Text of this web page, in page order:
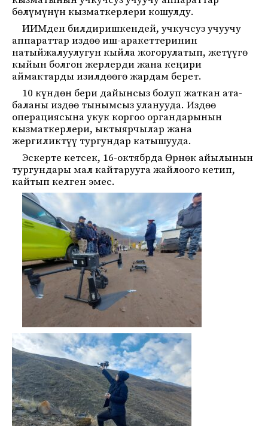
бөлүмүнүн кызматкерлери кошулду.
ИИМден билдиришкендей, учкучсуз учуучу
аппараттар издөө иш-аракеттеринин
натыйжалуулугун кыйла жогорулатып, жетүүгө
кыйын болгон жерлерди жана кеңири
аймактарды изилдөөгө жардам берет.
10 күндөн бери дайынсыз болуп жаткан ата-
баланы издөө тынымсыз уланууда. Издөө
операциясына укук коргоо органдарынын
кызматкерлери, ыктыярчылар жана
жергиликтүү тургундар катышууда.
Эскерте кетсек, 16-октябрда Өрнөк айылынын
тургундары мал кайтарууга жайлоого кетип,
кайтып келген эмес.